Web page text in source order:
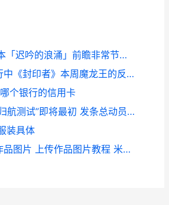
《绝区零》2.1版本「迟吟的浪涌」前瞻非常节目预告 《绝区零》2.1版本前瞻
夏日直升火热进行中《封印者》本周魔龙王的反击开放
个银行的信用卡
《发条总动员》“归航测试”即将最初 发条总动员兑换码2026年
装具体
米画师怎么上传作品图片 上传作品图片教程 米画师怎么上传作品